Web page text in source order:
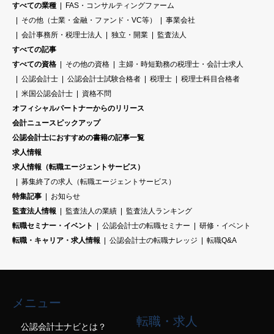
すべての業種
FAS・コンサルティングファーム
その他（士業・金融・ファンド・VC等）
事業会社
会計事務所・税理士法人
独立・開業
監査法人
すべての記事
すべての資格
その他の資格
主婦・時短勤務の税理士・会計士求人
公認会計士
公認会計士試験合格者 税理士
税理士科目合格者
米国公認会計士
資格不問
オフィシャルパートナーからのリリース
会計ニュースピックアップ
公認会計士におすすめの書籍の記事一覧
求人情報
求人情報（転職エージェントサービス）
募集終了の求人（転職エージェントサービス）
特集記事
お知らせ
監査法人情報
監査法人の業績
監査法人ランキング
転職セミナー・イベント
公認会計士の転職セミナー
研修・イベント
転職・キャリア・求人情報
公認会計士の転職ナレッジ 転職Q&A
メニュー
公認会計士ナビとは？
転職・求人